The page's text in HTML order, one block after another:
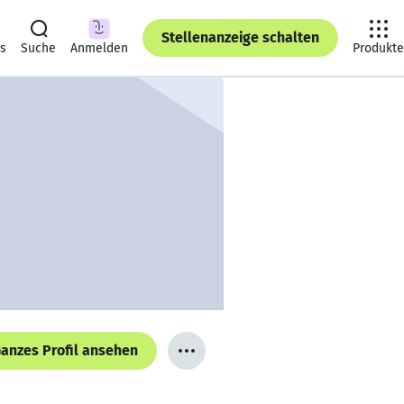
Suche Anmelden
Stellenanzeige schalten
Produkte
Profil ansehen